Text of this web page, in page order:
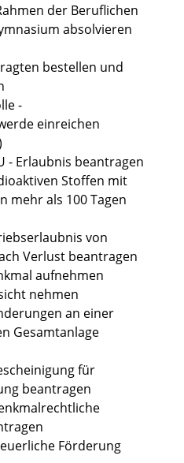
der Beruflichen
absolvieren
bestellen und
-
einreichen
- Erlaubnis beantragen
Stoffen mit
mehr als 100 Tagen
von
Verlust beantragen
aufnehmen
nehmen
an einer
Gesamtanlage
für
beantragen
Förderung